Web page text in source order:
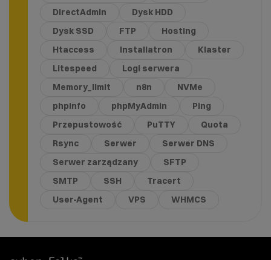
DirectAdmin
Dysk HDD
Dysk SSD
FTP
Hosting
Htaccess
Installatron
Klaster
Litespeed
Logi serwera
Memory_limit
n8n
NVMe
phpinfo
phpMyAdmin
Ping
Przepustowość
PuTTY
Quota
Rsync
Serwer
Serwer DNS
Serwer zarządzany
SFTP
SMTP
SSH
Tracert
User-Agent
VPS WHMCS